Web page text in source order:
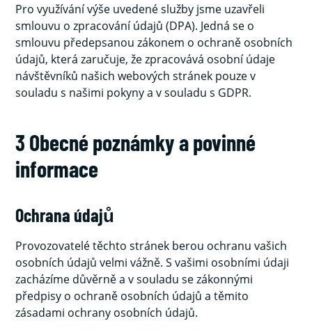
Pro využívání výše uvedené služby jsme uzavřeli
smlouvu o zpracování údajů (DPA). Jedná se o
smlouvu předepsanou zákonem o ochraně osobních
údajů, která zaručuje, že zpracovává osobní údaje
návštěvníků našich webových stránek pouze v
souladu s našimi pokyny a v souladu s GDPR.
3 Obecné poznámky a povinné
informace
Ochrana údajů
Provozovatelé těchto stránek berou ochranu vašich
osobních údajů velmi vážně. S vašimi osobními údaji
zacházíme důvěrně a v souladu se zákonnými
předpisy o ochraně osobních údajů a těmito
zásadami ochrany osobních údajů.